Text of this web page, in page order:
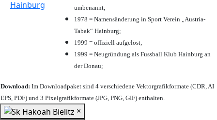
umbenannt;
1978 = Namensänderung in Sport Verein „Austria-
Tabak“ Hainburg;
1999 = offiziell aufgelöst;
1999 = Neugründung als Fussball Klub Hainburg an
der Donau;
Download: Im Downloadpaket sind 4 verschiedene Vektorgrafikformate (CDR, AI
EPS, PDF) und 3 Pixelgrafikformate (JPG, PNG, GIF) enthalten.
×